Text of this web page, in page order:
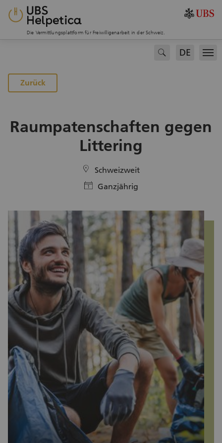
Die Vermittlungsplattform für Freiwilligenarbeit in der Schweiz.
search DE
ZurückZur Projektübersicht
Raumpatenschaften gegen
Littering
location Schweizweit
calendar Ganzjährig